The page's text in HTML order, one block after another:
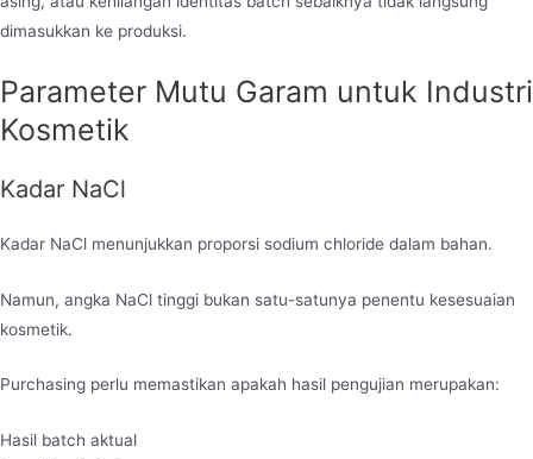
dimasukkan ke produksi.
Parameter Mutu Garam untuk Industri
Kosmetik
Kadar NaCl
Kadar NaCl menunjukkan proporsi sodium chloride dalam bahan.
Namun, angka NaCl tinggi bukan satu-satunya penentu kesesuaian
kosmetik.
Purchasing perlu memastikan apakah hasil pengujian merupakan:
Hasil batch aktual